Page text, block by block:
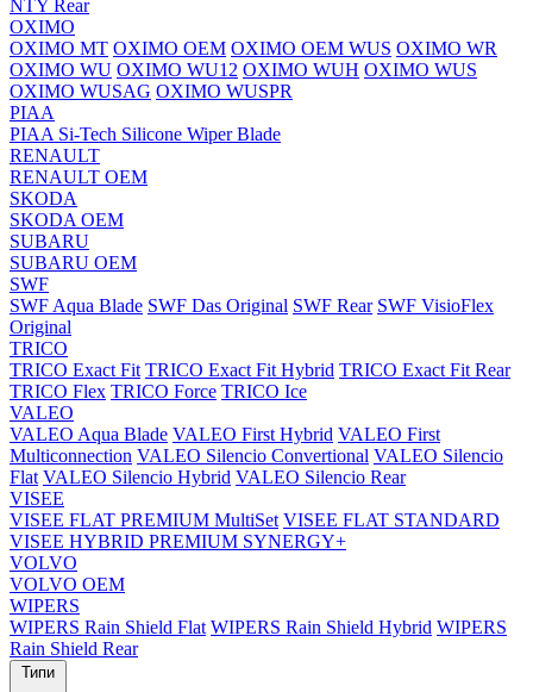
NTY Rear
OXIMO
OXIMO MT OXIMO OEM OXIMO OEM WUS OXIMO WR
OXIMO WU OXIMO WU12 OXIMO WUH OXIMO WUS
OXIMO WUSAG OXIMO WUSPR
PIAA
PIAA Si-Tech Silicone Wiper Blade
RENAULT
RENAULT OEM
SKODA
SKODA OEM
SUBARU
SUBARU OEM
SWF
SWF Aqua Blade SWF Das Original SWF Rear SWF VisioFlex
Original
TRICO
TRICO Exact Fit TRICO Exact Fit Hybrid TRICO Exact Fit Rear
TRICO Flex TRICO Force TRICO Ice
VALEO
VALEO Aqua Blade VALEO First Hybrid VALEO First
Multiconnection VALEO Silencio Convertional VALEO Silencio
Flat VALEO Silencio Hybrid VALEO Silencio Rear
VISEE
VISEE FLAT PREMIUM MultiSet VISEE FLAT STANDARD
VISEE HYBRID PREMIUM SYNERGY+
VOLVO
VOLVO OEM
WIPERS
WIPERS Rain Shield Flat WIPERS Rain Shield Hybrid WIPERS
Rain Shield Rear
Типи